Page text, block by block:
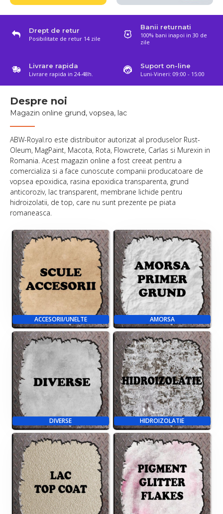
Drept de retur
Posibilitate de retur 14 zile
Banii returnati
100% bani inapoi in 30 de
zile
Livrare rapida
Livrare rapida in 24-48h.
Suport on-line
Luni-Vineri: 09:00 - 15:00
Despre noi
Magazin online grund, vopsea, lac
ABW-Royal.ro este distribuitor autorizat al produselor Rust-
Oleum, MagPaint, Macota, Rota, Flowcrete, Carlas si Murexin in
Romania. Acest magazin online a fost creeat pentru a
comercializa si a face cunoscute companii producatoare de
vopsea epoxidica, rasina epoxidica transparenta, grund
anticoroziv, lac transparent, membrane lichide pentru
hidroizolatii, de top, care nu sunt prezente pe piata
romaneasca.
ACCESORII/UNELTE AMORSA
DIVERSE HIDROIZOLATIE